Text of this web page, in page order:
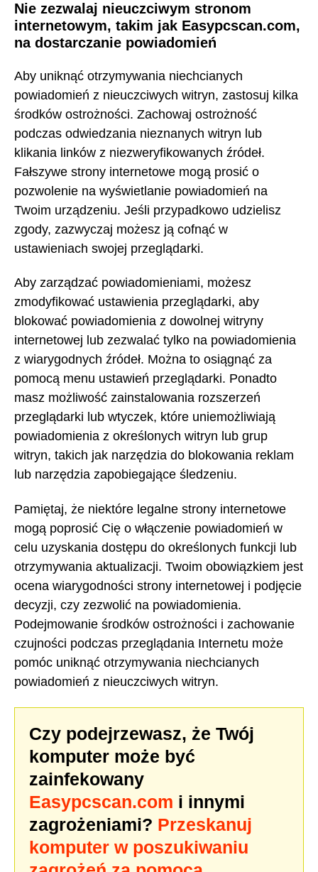
Nie zezwalaj nieuczciwym stronom
internetowym, takim jak Easypcscan.com,
na dostarczanie powiadomień
Aby uniknąć otrzymywania niechcianych
powiadomień z nieuczciwych witryn, zastosuj kilka
środków ostrożności. Zachowaj ostrożność
podczas odwiedzania nieznanych witryn lub
klikania linków z niezweryfikowanych źródeł.
Fałszywe strony internetowe mogą prosić o
pozwolenie na wyświetlanie powiadomień na
Twoim urządzeniu. Jeśli przypadkowo udzielisz
zgody, zazwyczaj możesz ją cofnąć w
ustawieniach swojej przeglądarki.
Aby zarządzać powiadomieniami, możesz
zmodyfikować ustawienia przeglądarki, aby
blokować powiadomienia z dowolnej witryny
internetowej lub zezwalać tylko na powiadomienia
z wiarygodnych źródeł. Można to osiągnąć za
pomocą menu ustawień przeglądarki. Ponadto
masz możliwość zainstalowania rozszerzeń
przeglądarki lub wtyczek, które uniemożliwiają
powiadomienia z określonych witryn lub grup
witryn, takich jak narzędzia do blokowania reklam
lub narzędzia zapobiegające śledzeniu.
Pamiętaj, że niektóre legalne strony internetowe
mogą poprosić Cię o włączenie powiadomień w
celu uzyskania dostępu do określonych funkcji lub
otrzymywania aktualizacji. Twoim obowiązkiem jest
ocena wiarygodności strony internetowej i podjęcie
decyzji, czy zezwolić na powiadomienia.
Podejmowanie środków ostrożności i zachowanie
czujności podczas przeglądania Internetu może
pomóc uniknąć otrzymywania niechcianych
powiadomień z nieuczciwych witryn.
Czy podejrzewasz, że Twój
komputer może być
zainfekowany
Easypcscan.com i innymi
zagrożeniami? Przeskanuj
komputer w poszukiwaniu